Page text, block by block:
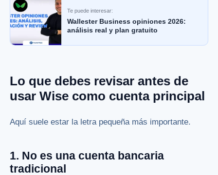
Te puede interesar:
Wallester Business opiniones 2026:
análisis real y plan gratuito
Lo que debes revisar antes de
usar Wise como cuenta principal
Aquí suele estar la letra pequeña más importante.
1. No es una cuenta bancaria
tradicional